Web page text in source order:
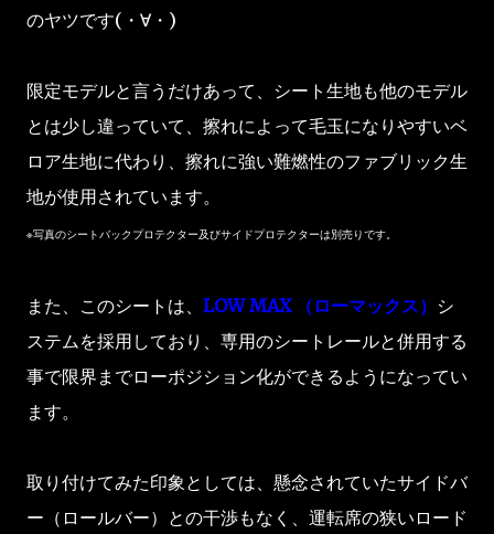
のヤツです(・∀・)
限定モデルと言うだけあって、シート生地も他のモデル
とは少し違っていて、擦れによって毛玉になりやすいベ
ロア生地に代わり、擦れに強い難燃性のファブリック生
地が使用されています。
※写真のシートバックプロテクター及びサイドプロテクターは別売りです。
また、このシートは、 LOW MAX （ローマックス） シ
ステムを採用しており、専用のシートレールと併用する
事で限界までローポジション化ができるようになってい
ます。
取り付けてみた印象としては、懸念されていたサイドバ
ー（ロールバー）との干渉もなく、運転席の狭いロード